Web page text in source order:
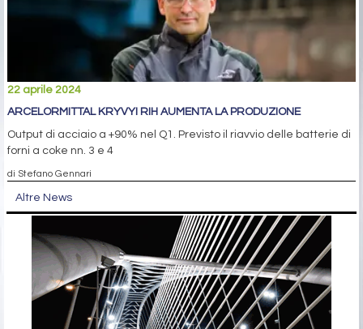
22 aprile 2024
ARCELORMITTAL KRYVYI RIH AUMENTA LA PRODUZIONE
Output di acciaio a +90% nel Q1. Previsto il riavvio delle batterie di
forni a coke nn. 3 e 4
di Stefano Gennari
Altre News